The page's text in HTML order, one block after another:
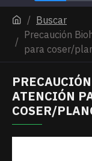
Buscar
Precaución
para coser/
ATENCIÓN
COSER/